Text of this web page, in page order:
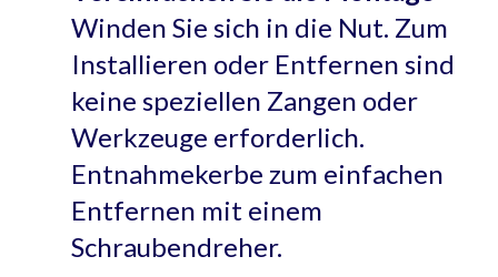
Winden Sie sich in die Nut. Zum
Installieren oder Entfernen sind
keine speziellen Zangen oder
Werkzeuge erforderlich.
Entnahmekerbe zum einfachen
Entfernen mit einem
Schraubendreher.